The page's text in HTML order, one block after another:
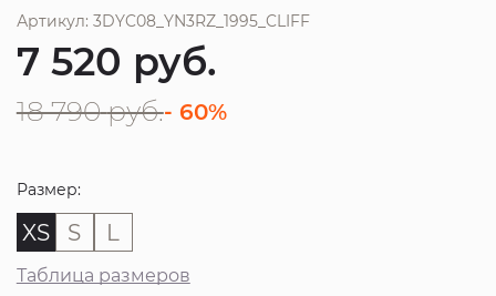
Артикул: 3DYC08_YN3RZ_1995_CLIFF
7 520 руб.
18 790 руб.- 60%
Размер:
XS S L
Таблица размеров